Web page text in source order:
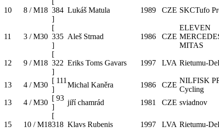
10 8 / M18 384
]
Lukáš Matula 1989 CZE SKCTufo
11 3 / M30
[
335
]
Aleš Strnad 1986 CZE
ELEVEN
MITAS
12 9 / M18
[
322
]
Eriks Toms Gavars 1997 LVA Rietumu-
13 4 / M30
[ 111
]
Michal Kaněra 1986 CZE
NILFISK
Cycling
13
4 / M30
[ 93
]
jiří chamrád 1981 CZE sviadnov
15 10 / M18
[
318 Klavs Rubenis 1997 LVA Rietumu-